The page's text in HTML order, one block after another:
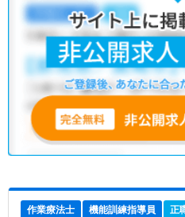
作業療法士 機能訓練指導員 正